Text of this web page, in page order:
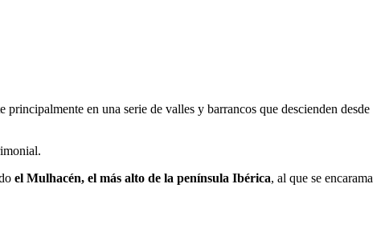
principalmente en una serie de valles y barrancos que descienden desde
el Mulhacén, el más alto de la península Ibérica, al que se encarama